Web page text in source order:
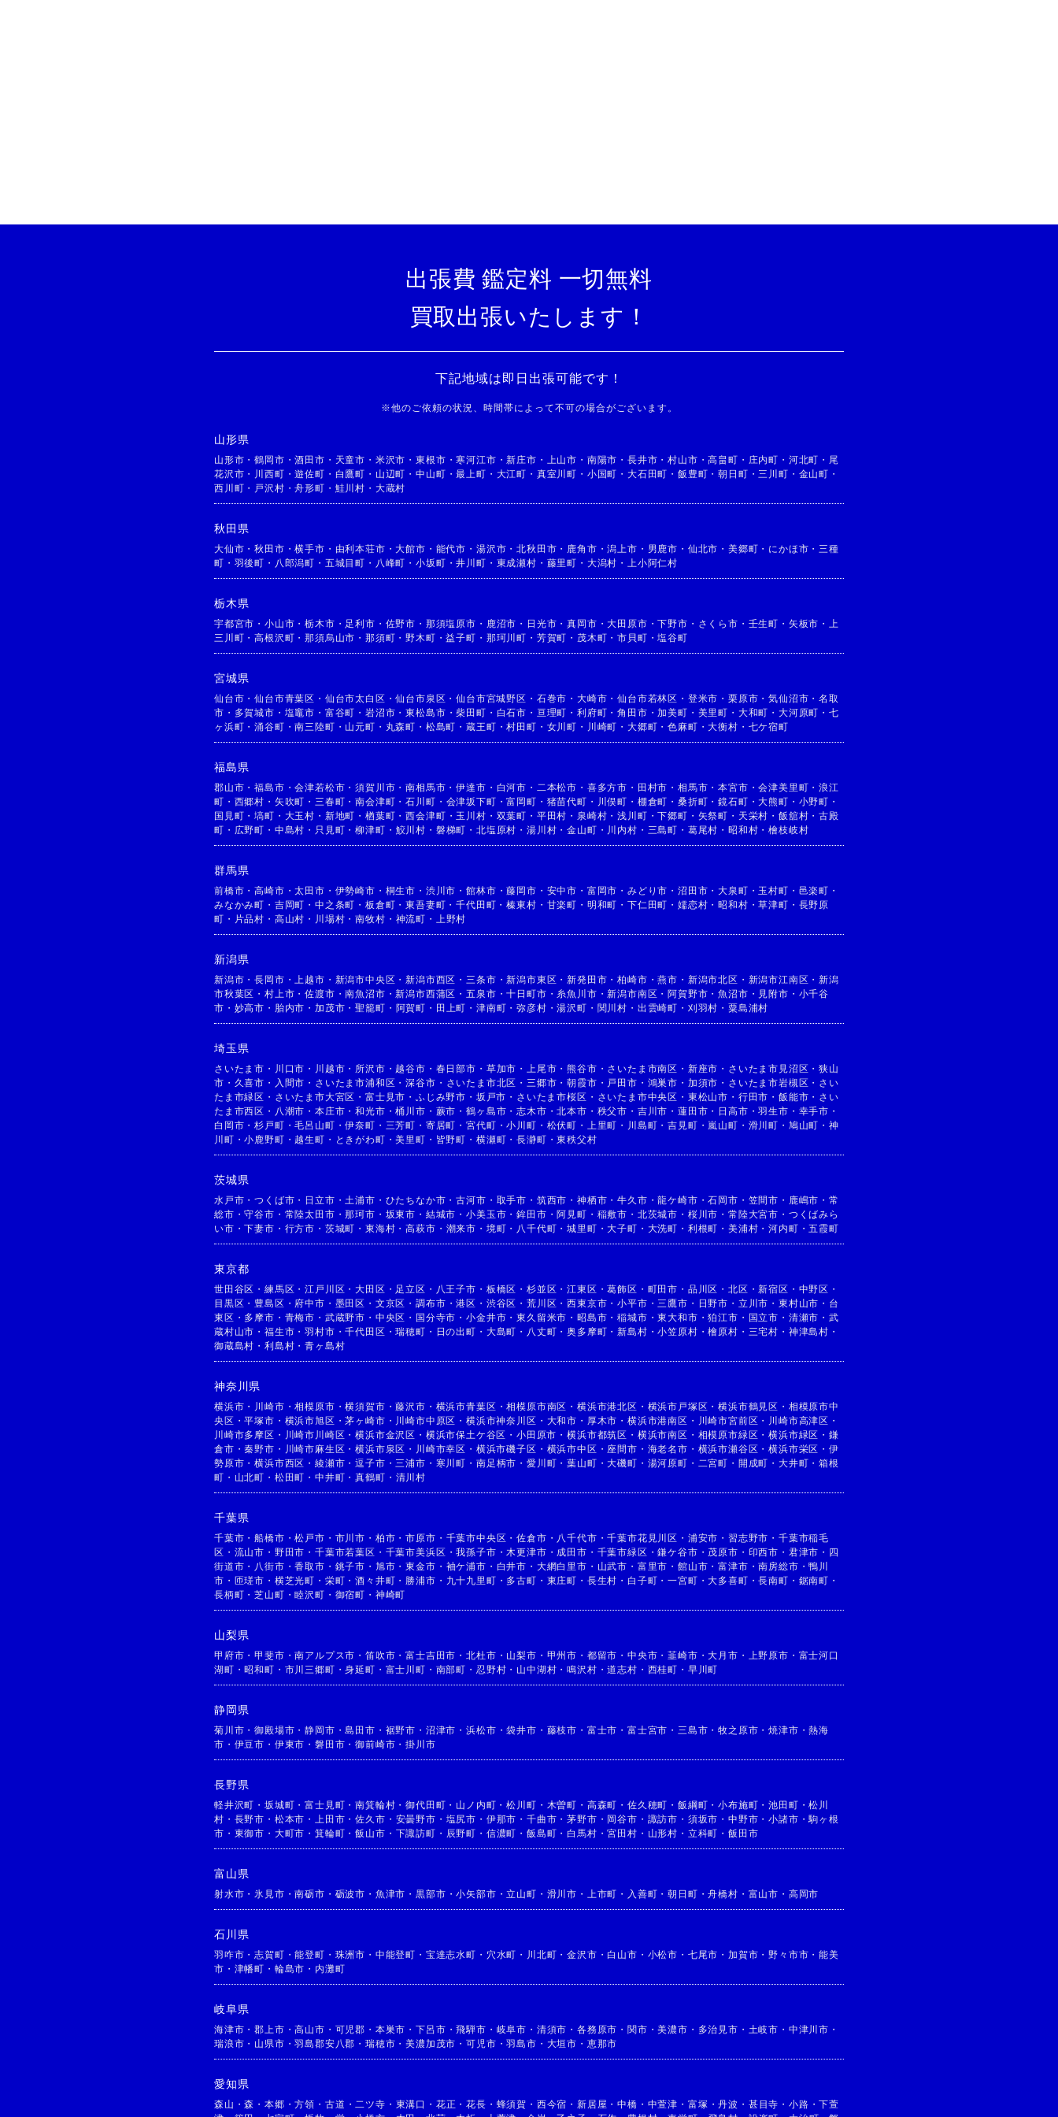
出張費 鑑定料 一切無料
買取出張いたします！
下記地域は即日出張可能です！
※他のご依頼の状況、時間帯によって不可の場合がございます。
山形県
山形市 ・鶴岡市 ・酒田市 ・ 天童市 ・ 米沢市 ・東根市 ・寒河江市 ・新庄市 ・ 上山市 ・ 南陽市 ・ 長井市 ・村山市 ・高畠町 ・ 庄内町 ・ 河北町 ・ 尾
花沢市 ・ 川西町 ・遊佐町 ・ 白鷹町 ・ 山辺町 ・中山町 ・最上町 ・ 大江町 ・ 真室川町 ・ 小国町 ・ 大石田町 ・ 飯豊町 ・朝日町 ・ 三川町 ・ 金山町 ・
西川町 ・ 戸沢村 ・舟形町 ・ 鮭川村 ・ 大蔵村
秋田県
大仙市 ・秋田市 ・横手市 ・ 由利本荘市 ・大館市 ・ 能代市 ・ 湯沢市 ・北秋田市 ・ 鹿角市 ・潟上市 ・ 男鹿市 ・ 仙北市 ・美郷町 ・ にかほ市 ・ 三種
町 ・ 羽後町 ・ 八郎潟町 ・ 五城目町 ・ 八峰町 ・小坂町 ・井川町 ・ 東成瀬村 ・ 藤里町 ・ 大潟村 ・ 上小阿仁村
栃木県
宇都宮市 ・小山市 ・栃木市 ・ 足利市 ・ 佐野市 ・ 那須塩原市 ・ 鹿沼市 ・ 日光市 ・真岡市 ・大田原市 ・下野市 ・ さくら市 ・ 壬生町 ・ 矢板市 ・
上
三川町 ・高根沢町 ・那須烏山市 ・那須町 ・野木町 ・益子町 ・ 那珂川町 ・ 芳賀町 ・ 茂木町 ・市貝町 ・塩谷町
宮城県
仙台市 ・仙台市青葉区 ・ 仙台市太白区 ・仙台市泉区 ・仙台市宮城野区 ・ 石巻市 ・ 大崎市 ・仙台市若林区 ・ 登米市 ・ 栗原市 ・気仙沼市 ・名取
市 ・ 多賀城市 ・ 塩竈市 ・ 富谷町 ・岩沼市 ・東松島市 ・柴田町 ・ 白石市 ・ 亘理町 ・ 利府町 ・角田市 ・加美町 ・ 美里町 ・ 大和町 ・大河原町 ・七
ヶ浜町 ・涌谷町 ・南三陸町 ・ 山元町 ・ 丸森町 ・ 松島町 ・蔵王町 ・村田町 ・ 女川町 ・ 川崎町 ・ 大郷町 ・色麻町 ・大衡村 ・ 七ケ宿町
福島県
郡山市 ・福島市 ・会津若松市 ・須賀川市 ・南相馬市 ・伊達市 ・ 白河市 ・ 二本松市 ・ 喜多方市 ・ 田村市 ・ 相馬市 ・本宮市 ・会津美里町 ・浪江
町 ・ 西郷村 ・ 矢吹町 ・ 三春町 ・南会津町 ・石川町 ・ 会津坂下町 ・富岡町 ・ 猪苗代町 ・ 川俣町 ・ 棚倉町 ・ 桑折町 ・鏡石町 ・大熊町 ・ 小野町 ・
国見町 ・塙町 ・ 大玉村 ・ 新地町 ・楢葉町 ・西会津町 ・ 玉川村 ・ 双葉町 ・ 平田村 ・ 泉崎村 ・浅川町 ・下郷町 ・ 矢祭町 ・ 天栄村 ・飯舘村 ・古殿
町 ・ 広野町 ・ 中島村 ・ 只見町 ・柳津町 ・ 鮫川村 ・ 磐梯町 ・ 北塩原村 ・ 湯川村 ・金山町 ・ 川内村 ・ 三島町 ・ 葛尾村 ・昭和村 ・檜枝岐村
群馬県
前橋市 ・高崎市 ・太田市 ・ 伊勢崎市 ・ 桐生市 ・ 渋川市 ・館林市 ・藤岡市 ・ 安中市 ・ 富岡市 ・ みどり市 ・ 沼田市 ・大泉町 ・ 玉村町 ・ 邑楽町 ・
みなかみ町 ・ 吉岡町 ・中之条町 ・板倉町 ・東吾妻町 ・千代田町 ・榛東村 ・ 甘楽町 ・ 明和町 ・ 下仁田町 ・ 嬬恋村 ・昭和村 ・草津町 ・ 長野原
町 ・ 片品村 ・ 高山村 ・ 川場村 ・南牧村 ・ 神流町 ・ 上野村
新潟県
新潟市 ・長岡市 ・ 上越市 ・ 新潟市中央区 ・新潟市西区 ・ 三条市 ・新潟市東区 ・新発田市 ・柏崎市 ・燕市 ・ 新潟市北区 ・ 新潟市江南区 ・新潟
市秋葉区 ・村上市 ・佐渡市 ・南魚沼市 ・新潟市西蒲区 ・五泉市 ・十日町市 ・ 糸魚川市 ・新潟市南区 ・阿賀野市 ・魚沼市 ・ 見附市 ・ 小千谷
市 ・ 妙高市 ・ 胎内市 ・加茂市 ・聖籠町 ・ 阿賀町 ・ 田上町 ・ 津南町 ・弥彦村 ・湯沢町 ・ 関川村 ・ 出雲崎町 ・ 刈羽村 ・粟島浦村
埼玉県
さいたま市 ・ 川口市 ・ 川越市 ・ 所沢市 ・ 越谷市 ・ 春日部市 ・ 草加市 ・ 上尾市 ・熊谷市 ・ さいたま市南区 ・ 新座市 ・ さいたま市見沼区 ・狭山
市 ・ 久喜市 ・ 入間市 ・ さいたま市浦和区 ・深谷市 ・ さいたま市北区 ・ 三郷市 ・朝霞市 ・ 戸田市 ・ 鴻巣市 ・ 加須市 ・ さいたま市岩槻区 ・ さい
たま市緑区 ・ さいたま市大宮区 ・富士見市 ・ふじみ野市 ・ 坂戸市 ・ さいたま市桜区 ・ さいたま市中央区 ・ 東松山市 ・ 行田市 ・ 飯能市 ・ さい
たま市西区 ・ 八潮市 ・本庄市 ・和光市 ・桶川市 ・ 蕨市 ・鶴ヶ島市 ・志木市 ・北本市 ・ 秩父市 ・ 吉川市 ・ 蓮田市 ・ 日高市 ・羽生市 ・ 幸手市 ・
白岡市 ・杉戸町 ・毛呂山町 ・伊奈町 ・ 三芳町 ・ 寄居町 ・宮代町 ・小川町 ・ 松伏町 ・ 上里町 ・ 川島町 ・吉見町 ・ 嵐山町 ・ 滑川町 ・ 鳩山町 ・神
川町 ・小鹿野町 ・ 越生町 ・ ときがわ町 ・美里町 ・ 皆野町 ・ 横瀬町 ・長瀞町 ・東秩父村
茨城県
水戸市 ・つくば市 ・ 日立市 ・ 土浦市 ・ ひたちなか市 ・古河市 ・ 取手市 ・ 筑西市 ・ 神栖市 ・牛久市 ・龍ケ崎市 ・石岡市 ・ 笠間市 ・ 鹿嶋市 ・常
総市 ・守谷市 ・ 常陸太田市 ・那珂市 ・ 坂東市 ・ 結城市 ・小美玉市 ・鉾田市 ・阿見町 ・ 稲敷市 ・ 北茨城市 ・ 桜川市 ・常陸大宮市 ・ つくばみら
い市 ・下妻市 ・ 行方市 ・ 茨城町 ・東海村 ・高萩市 ・ 潮来市 ・ 境町 ・ 八千代町 ・城里町 ・大子町 ・ 大洗町 ・ 利根町 ・美浦村 ・河内町 ・五霞町
東京都
世田谷区 ・練馬区 ・江戸川区 ・大田区 ・ 足立区 ・ 八王子市 ・ 板橋区 ・ 杉並区 ・江東区 ・葛飾区 ・ 町田市 ・ 品川区 ・北区 ・新宿区 ・ 中野区 ・
目黒区 ・ 豊島区 ・ 府中市 ・ 墨田区 ・ 文京区 ・調布市 ・港区 ・ 渋谷区 ・ 荒川区 ・西東京市 ・小平市 ・ 三鷹市 ・ 日野市 ・ 立川市 ・東村山市 ・ 台
東区 ・ 多摩市 ・ 青梅市 ・ 武蔵野市 ・ 中央区 ・ 国分寺市 ・小金井市 ・東久留米市 ・ 昭島市 ・稲城市 ・東大和市 ・狛江市 ・ 国立市 ・ 清瀬市 ・武
蔵村山市 ・福生市 ・羽村市 ・千代田区 ・瑞穂町 ・ 日の出町 ・ 大島町 ・ 八丈町 ・奥多摩町 ・新島村 ・小笠原村 ・檜原村 ・ 三宅村 ・ 神津島村 ・
御蔵島村 ・利島村 ・青ヶ島村
神奈川県
横浜市 ・ 川崎市 ・相模原市 ・横須賀市 ・藤沢市 ・ 横浜市青葉区 ・相模原市南区 ・ 横浜市港北区 ・ 横浜市戸塚区 ・横浜市鶴見区 ・ 相模原市中
央区 ・平塚市 ・ 横浜市旭区 ・茅ヶ崎市 ・ 川崎市中原区 ・横浜市神奈川区 ・ 大和市 ・ 厚木市 ・ 横浜市港南区 ・ 川崎市宮前区 ・ 川崎市高津区 ・
川崎市多摩区 ・ 川崎市川崎区 ・横浜市金沢区 ・ 横浜市保土ケ谷区 ・小田原市 ・横浜市都筑区 ・ 横浜市南区 ・ 相模原市緑区 ・横浜市緑区 ・ 鎌
倉市 ・秦野市 ・ 川崎市麻生区 ・横浜市泉区 ・ 川崎市幸区 ・ 横浜市磯子区 ・ 横浜市中区 ・ 座間市 ・ 海老名市 ・ 横浜市瀬谷区 ・横浜市栄区 ・ 伊
勢原市 ・横浜市西区 ・綾瀬市 ・逗子市 ・ 三浦市 ・ 寒川町 ・ 南足柄市 ・ 愛川町 ・葉山町 ・大磯町 ・ 湯河原町 ・ 二宮町 ・ 開成町 ・大井町 ・箱根
町 ・ 山北町 ・ 松田町 ・中井町 ・真鶴町 ・ 清川村
千葉県
千葉市 ・船橋市 ・松戸市 ・ 市川市 ・ 柏市 ・市原市 ・ 千葉市中央区 ・佐倉市 ・ 八千代市 ・千葉市花見川区 ・ 浦安市 ・習志野市 ・千葉市稲毛
区 ・ 流山市 ・ 野田市 ・千葉市若葉区 ・ 千葉市美浜区 ・我孫子市 ・ 木更津市 ・ 成田市 ・ 千葉市緑区 ・鎌ケ谷市 ・ 茂原市 ・ 印西市 ・ 君津市 ・ 四
街道市 ・ 八街市 ・香取市 ・ 銚子市 ・ 旭市 ・東金市 ・ 袖ケ浦市 ・ 白井市 ・ 大網白里市 ・ 山武市 ・ 富里市 ・ 館山市 ・富津市 ・南房総市 ・鴨川
市 ・ 匝瑳市 ・ 横芝光町 ・ 栄町 ・酒々井町 ・ 勝浦市 ・ 九十九里町 ・ 多古町 ・ 東庄町 ・ 長生村 ・ 白子町 ・一宮町 ・大多喜町 ・長南町 ・ 鋸南町 ・
長柄町 ・芝山町 ・睦沢町 ・ 御宿町 ・ 神崎町
山梨県
甲府市 ・甲斐市 ・南アルプス市 ・笛吹市 ・富士吉田市 ・北杜市 ・ 山梨市 ・ 甲州市 ・ 都留市 ・ 中央市 ・韮崎市 ・大月市 ・ 上野原市 ・ 富士河口
湖町 ・昭和町 ・ 市川三郷町 ・身延町 ・ 富士川町 ・ 南部町 ・ 忍野村 ・ 山中湖村 ・鳴沢村 ・道志村 ・ 西桂町 ・ 早川町
静岡県
菊川市 ・御殿場市 ・静岡市 ・島田市 ・ 裾野市 ・ 沼津市 ・浜松市 ・袋井市 ・ 藤枝市 ・ 富士市 ・ 富士宮市 ・ 三島市 ・牧之原市 ・焼津市 ・熱海
市 ・ 伊豆市 ・ 伊東市 ・磐田市 ・御前崎市 ・掛川市
長野県
軽井沢町 ・坂城町 ・富士見町 ・南箕輪村 ・御代田町 ・ 山ノ内町 ・松川町 ・ 木曽町 ・ 高森町 ・ 佐久穂町 ・ 飯綱町 ・小布施町 ・池田町 ・松川
村 ・ 長野市 ・ 松本市 ・ 上田市 ・佐久市 ・ 安曇野市 ・ 塩尻市 ・ 伊那市 ・ 千曲市 ・茅野市 ・ 岡谷市 ・ 諏訪市 ・ 須坂市 ・中野市 ・小諸市 ・駒ヶ根
市 ・ 東御市 ・ 大町市 ・箕輪町 ・飯山市 ・ 下諏訪町 ・ 辰野町 ・ 信濃町 ・ 飯島町 ・ 白馬村 ・宮田村 ・ 山形村 ・ 立科町 ・飯田市
富山県
射水市 ・ 氷見市 ・南砺市 ・ 砺波市 ・ 魚津市 ・黒部市 ・小矢部市 ・立山町 ・ 滑川市 ・ 上市町 ・ 入善町 ・朝日町 ・舟橋村 ・ 富山市 ・ 高岡市
石川県
羽咋市 ・志賀町 ・能登町 ・ 珠洲市 ・ 中能登町 ・ 宝達志水町 ・ 穴水町 ・ 川北町 ・金沢市 ・ 白山市 ・ 小松市 ・ 七尾市 ・加賀市 ・野々市市 ・能美
市 ・ 津幡町 ・ 輪島市 ・ 内灘町
岐阜県
海津市 ・郡上市 ・高山市 ・ 可児郡 ・ 本巣市 ・下呂市 ・飛騨市 ・ 岐阜市 ・ 清須市 ・ 各務原市 ・ 関市 ・美濃市 ・ 多治見市 ・ 土岐市 ・ 中津川市 ・
瑞浪市 ・ 山県市 ・羽島郡安八郡 ・瑞穂市 ・美濃加茂市 ・可児市 ・羽島市 ・ 大垣市 ・ 恵那市
愛知県
森山 ・森 ・本郷 ・方領 ・ 古道 ・ 二ツ寺 ・ 東溝口 ・ 花正 ・花長 ・ 蜂須賀 ・ 西今宿 ・新居屋 ・中橋 ・ 中萱津 ・ 富塚 ・丹波 ・ 甚目寺 ・ 小路 ・下萱